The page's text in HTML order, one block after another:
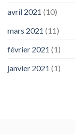
avril 2021 (10)
mars 2021 (11)
février 2021 (1)
janvier 2021 (1)